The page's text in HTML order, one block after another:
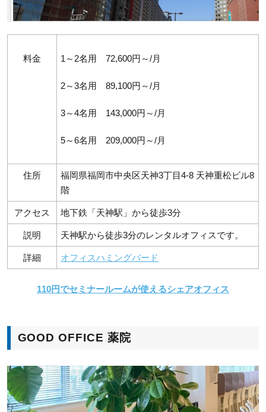
料金 1～2名用 72,600円～/月
2～3名用 89,100円～/月
3～4名用 143,000円～/月
5～6名用 209,000円～/月
住所
福岡県福岡市中央区天神3丁目4-8 天神重松ビル8
階
アクセス 地下鉄「天神駅」から徒歩3分
説明 天神駅から徒歩3分のレンタルオフィスです。
詳細 オフィスハミングバード
110円でセミナールームが使えるシェアオフィス
GOOD OFFICE 薬院